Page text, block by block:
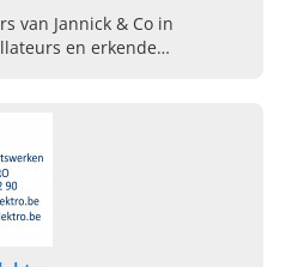
van Jannick & Co in
en erkende